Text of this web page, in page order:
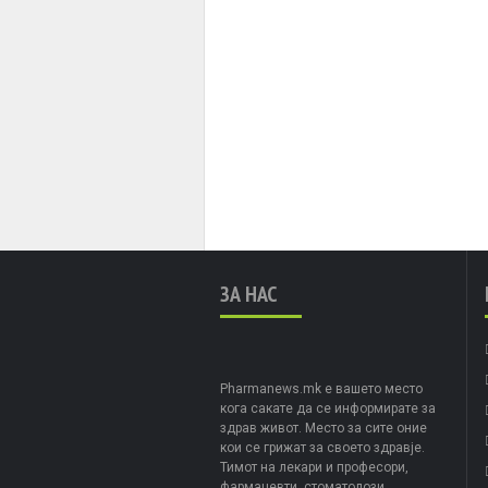
ЗА НАС
Pharmanews.mk е вашето место
кога сакате да се информирате за
здрав живот. Место за сите оние
кои се грижат за своето здравје.
Тимот на лекари и професори,